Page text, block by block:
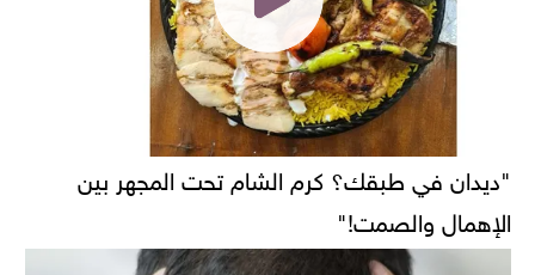
"ديدان في طبقك؟ كرم الشام تحت المجهر بين
الإهمال والصمت!"